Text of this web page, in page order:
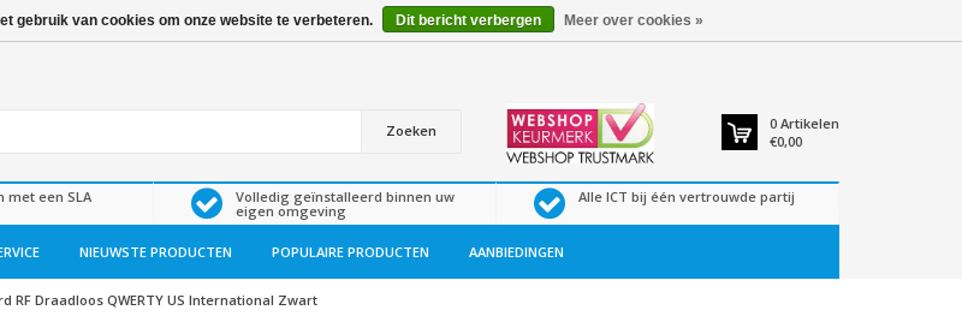
Zoeken 0 Artikelen
€0,00
met een SLA
Volledig geïnstalleerd binnen uw
eigen omgeving
Alle ICT bij één vertrouwde partij
NIEUWSTE PRODUCTEN POPULAIRE PRODUCTEN AANBIEDINGEN
RF Draadloos QWERTY US International Zwart
gebruik van cookies om onze website te verbeteren. Dit bericht verbergen Meer over cookies »